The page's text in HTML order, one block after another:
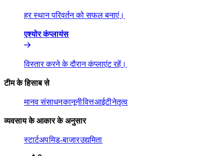
हर स्थान परिवर्तन को सफल बनाएं।​​
एश्योर कंप्लायंस​​
विस्तार करने के दौरान कंप्लाएंट रहें।​​
टीम के हिसाब से​​
मानव संसाधन​​कानूनी​​वित्त​​आईटी​​नेतृत्व​​
व्यवसाय के आकार के अनुसार​​
स्टार्टअप​​मिड-बाजार​​उद्यमिता​​